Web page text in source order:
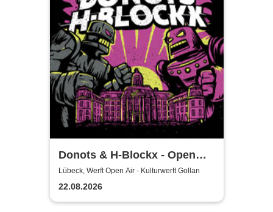
Donots & H-Blockx - Open
Airs 2026
Lübeck, Werft Open Air - Kulturwerft Gollan
22.08.2026